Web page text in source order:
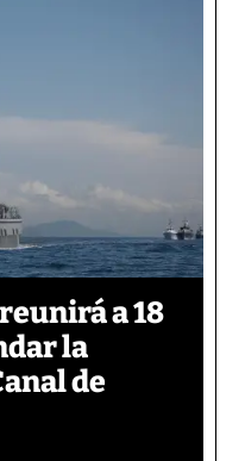
a 18
la
de